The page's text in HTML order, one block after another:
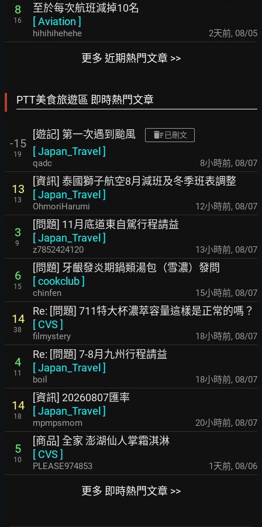
8
16
至於每次航班減掉10名
[Aviation ]
hihihihehehe 2天前, 08/05
更多 近期熱門文章 >>
PTT美食旅遊區 即時熱門文章
-15
19
[遊記] 第一次遇到颱風 已刪文
[Japan_Travel ]
qadc 8小時前, 08/07
13
13
[資訊] 泰國獅子航空8月減班及冬季班表調整
[Japan_Travel ]
OhmoriHarumi 12小時前, 08/07
3
9
[問題] 11月底道東自駕行程請益
[Japan_Travel ]
z7852424120 13小時前, 08/07
6
15
[問題] 牙齦發炎期鍋類湯包（雪濃）發問
[cookclub]
chinfen 15小時前, 08/07
14
38
Re: [問題] 711特大杯濃萃容量這樣是正常的嗎？
[ CVS ]
filmystery 18小時前, 08/07
4
11
Re: [問題] 7-8月九州行程請益
[Japan_Travel ]
boil 18小時前, 08/07
14
18
[資訊] 20260807匯率
[Japan_Travel ]
mpmpsmom 20小時前, 08/07
5
10
[商品] 全家 澎湖仙人掌霜淇淋
[ CVS ]
PLEASE974853 1天前, 08/06
更多 即時熱門文章 >>